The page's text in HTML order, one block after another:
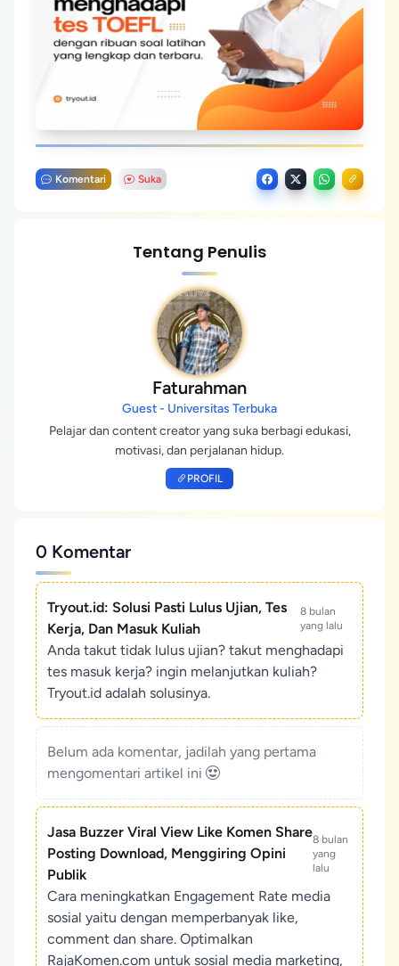
Komentari Suka
Tentang Penulis
Faturahman
Guest - Universitas Terbuka
Pelajar dan content creator yang suka berbagi edukasi,
motivasi, dan perjalanan hidup.
PROFIL
0 Komentar
Tryout.id: Solusi Pasti Lulus Ujian, Tes
Kerja, Dan Masuk Kuliah
8 bulan
yang lalu
Anda takut tidak lulus ujian? takut menghadapi
tes masuk kerja? ingin melanjutkan kuliah?
Tryout.id adalah solusinya.
Belum ada komentar, jadilah yang pertama
mengomentari artikel ini
Jasa Buzzer Viral View Like Komen Share
Posting Download, Menggiring Opini
Publik
8 bulan
yang
lalu
Cara meningkatkan Engagement Rate media
sosial yaitu dengan memperbanyak like,
comment dan share. Optimalkan
RajaKomen.com untuk sosial media marketing,